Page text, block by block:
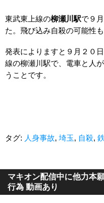
東武東上線の柳瀬川駅で９
た。飛び込み自殺の可能性も
発表によりますと９月２０
線の柳瀬川駅で、電車と人
うことです。
タグ: 人身事故, 埼玉, 自殺,
マキオン配信中に他力本
行為 動画あり